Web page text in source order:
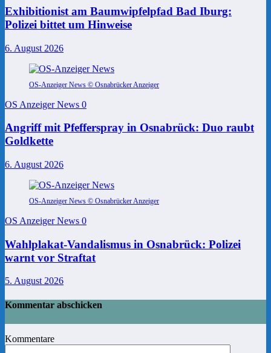
Exhibitionist am Baumwipfelpfad Bad Iburg:
Polizei bittet um Hinweise
6. August 2026
OS-Anzeiger News © Osnabrücker Anzeiger
OS Anzeiger News 0
Angriff mit Pfefferspray in Osnabrück: Duo raubt
Goldkette
6. August 2026
OS-Anzeiger News © Osnabrücker Anzeiger
OS Anzeiger News 0
Wahlplakat-Vandalismus in Osnabrück: Polizei
warnt vor Straftat
5. August 2026
Kommentar abschicken
Kommentare